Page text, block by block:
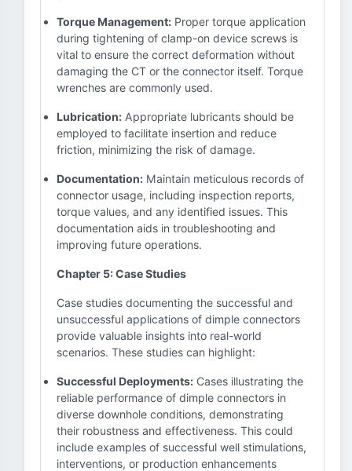
Torque Management: Proper torque application
during tightening of clamp-on device screws is
vital to ensure the correct deformation without
damaging the CT or the connector itself. Torque
wrenches are commonly used.
Lubrication: Appropriate lubricants should be
employed to facilitate insertion and reduce
friction, minimizing the risk of damage.
Documentation: Maintain meticulous records of
connector usage, including inspection reports,
torque values, and any identified issues. This
documentation aids in troubleshooting and
improving future operations.
Chapter 5: Case Studies
Case studies documenting the successful and
unsuccessful applications of dimple connectors
provide valuable insights into real-world
scenarios. These studies can highlight:
Successful Deployments: Cases illustrating the
reliable performance of dimple connectors in
diverse downhole conditions, demonstrating
their robustness and effectiveness. This could
include examples of successful well stimulations,
interventions, or production enhancements